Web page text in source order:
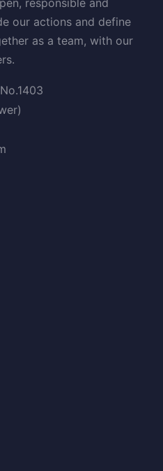
responsible and
our actions and define
as a team, with our